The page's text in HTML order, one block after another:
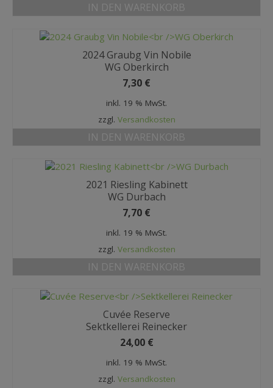
IN DEN WARENKORB
2024 Graubg Vin Nobile
WG Oberkirch
7,30 €
inkl. 19 % MwSt.
zzgl. Versandkosten
IN DEN WARENKORB
2021 Riesling Kabinett
WG Durbach
7,70 €
inkl. 19 % MwSt.
zzgl. Versandkosten
IN DEN WARENKORB
Cuvée Reserve
Sektkellerei Reinecker
24,00 €
inkl. 19 % MwSt.
zzgl. Versandkosten